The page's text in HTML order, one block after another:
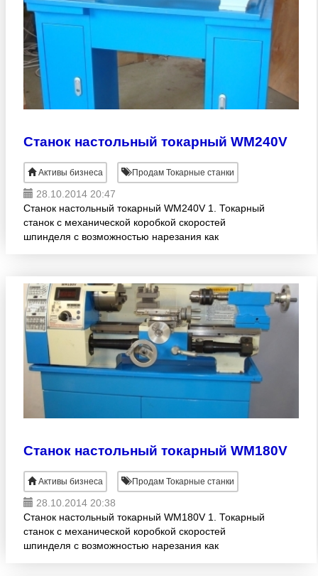
Станок настольный токарный WM240V
Активы бизнеса Продам Токарные станки
28.10.2014 20:47
Станок настольный токарный WM240V 1. Токарный
станок с механической коробкой скоростей
шпинделя с возможностью нарезания как
Станок настольный токарный WM180V
Активы бизнеса Продам Токарные станки
28.10.2014 20:38
Станок настольный токарный WM180V 1. Токарный
станок с механической коробкой скоростей
шпинделя с возможностью нарезания как